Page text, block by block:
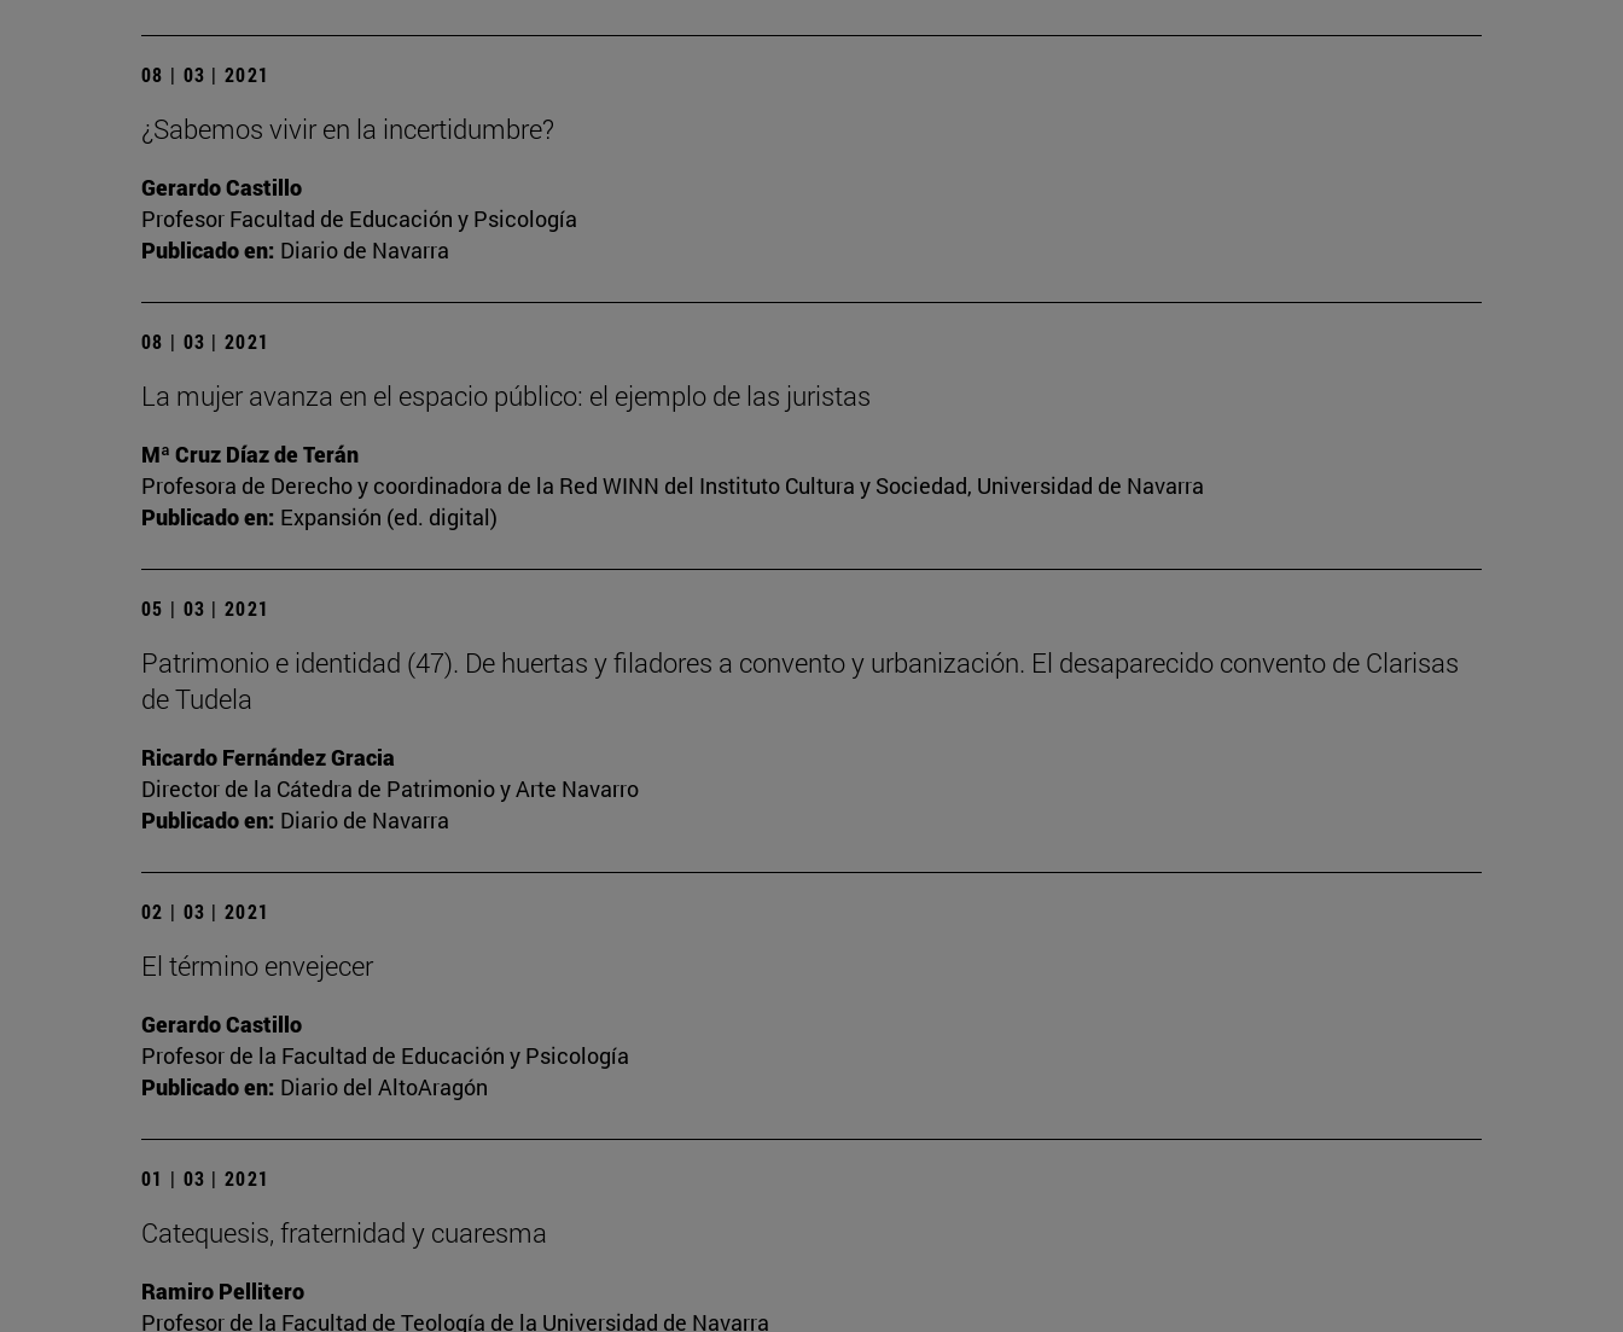
08 | 03 | 2021
¿Sabemos vivir en la incertidumbre?
Gerardo Castillo
Profesor Facultad de Educación y Psicología
Publicado en: Diario de Navarra
08 | 03 | 2021
La mujer avanza en el espacio público: el ejemplo de las juristas
Mª Cruz Díaz de Terán
Profesora de Derecho y coordinadora de la Red WINN del Instituto Cultura y Sociedad, Universidad de Navarra
Publicado en: Expansión (ed. digital)
05 | 03 | 2021
Patrimonio e identidad (47). De huertas y filadores a convento y urbanización. El desaparecido convento de Clarisas
de Tudela
Ricardo Fernández Gracia
Director de la Cátedra de Patrimonio y Arte Navarro
Publicado en: Diario de Navarra
02 | 03 | 2021
El término envejecer
Gerardo Castillo
Profesor de la Facultad de Educación y Psicología
Publicado en: Diario del AltoAragón
01 | 03 | 2021
Catequesis, fraternidad y cuaresma
Ramiro Pellitero
Profesor de la Facultad de Teología de la Universidad de Navarra